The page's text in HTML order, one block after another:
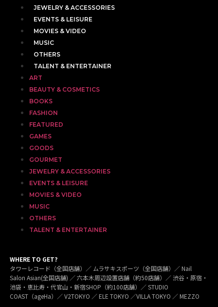
JEWELRY & ACCESSORIES
EVENTS & LEISURE
MOVIES & VIDEO
MUSIC
OTHERS
TALENT & ENTERTAINER
ART
BEAUTY & COSMETICS
BOOKS
FASHION
FEATURED
GAMES
GOODS
GOURMET
JEWELRY & ACCESSORIES
EVENTS & LEISURE
MOVIES & VIDEO
MUSIC
OTHERS
TALENT & ENTERTAINER
WHERE TO GET?
タワーレコード（全国店舗）／ ムラサキスポーツ（全国店舗）／ Nail
Salon Asian(全国店舗) ／ 六本木周辺設置店舗（約50店舗）／ 渋谷・原宿・
池袋・恵比寿・代官山・新宿SHOP（約100店舗）／ STUDIO
COAST（ageHa）／ V2TOKYO ／ ELE TOKYO ／VILLA TOKYO ／ MEZZO